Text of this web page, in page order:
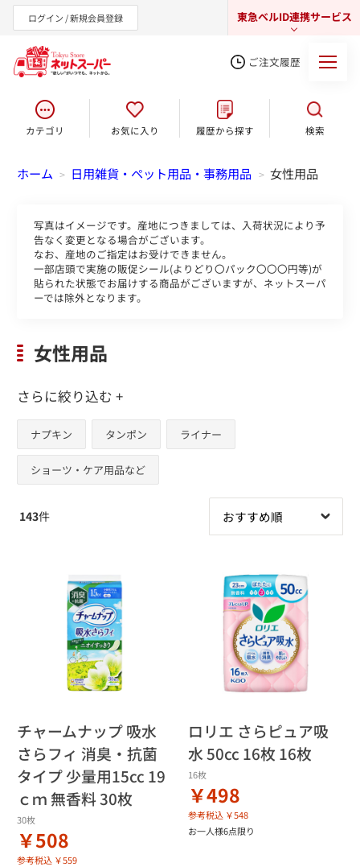
ログイン / 新規会員登録 東急ベルID連携サービス
東急オンラインショップ
ご注文履歴
カテゴリ お気に入り 履歴から探す 検索
ホーム > 日用雑貨・ペット用品・事務用品 > 女性用品
写真はイメージです。産地につきましては、入荷状況により予
告なく変更となる場合がございます。
なお、産地のご指定はお受けできません。
一部店頭で実施の販促シール(よりどり〇パック〇〇〇円等)が
貼られた状態でお届けする商品がございますが、ネットスーパ
ーでは除外となります。
女性用品
さらに絞り込む +
ナプキン タンポン ライナー
ショーツ・ケア用品など
143件
チャームナップ 吸水
さらフィ 消臭・抗菌
タイプ 少量用15cc 19
ｃｍ 無香料 30枚
30枚
￥508
参考税込 ￥559
ロリエ さらピュア吸
水 50cc 16枚 16枚
16枚
￥498
参考税込 ￥548
お一人様6点限り